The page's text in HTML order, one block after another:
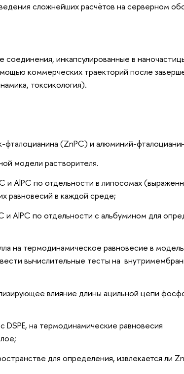
сложнейших расчётов на серверном
инкапсулированные в
коммерческих траекторий после
токсикология).
(ZnPC) и алюминий-
модели растворителя.
AlPC по отдельности в липосомах
в каждой среде;
AlPC по отдельности с альбумином для
на термодинамическое равновесие в
вычислительные тесты на
влияние длины ацильной цепи
DSPE, на термодинамические равновесия
для определения, извлекается ли